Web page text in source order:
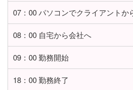
07：00 パソコンでクライアントか
08：00 自宅から会社へ
09：00 勤務開始
18：00 勤務終了